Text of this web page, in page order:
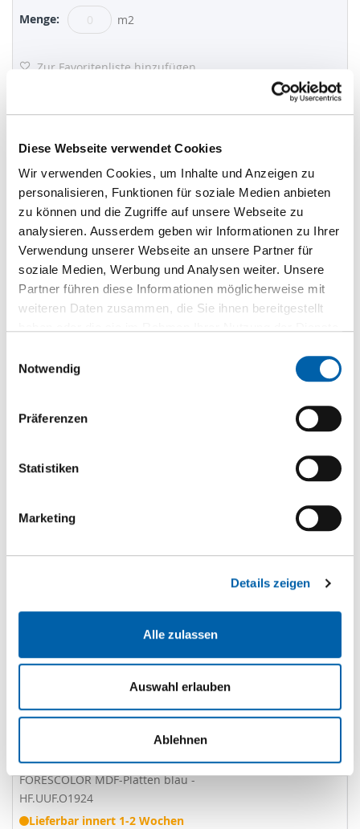
Diese Webseite verwendet Cookies
Wir verwenden Cookies, um Inhalte und Anzeigen zu
personalisieren, Funktionen für soziale Medien anbieten
zu können und die Zugriffe auf unsere Webseite zu
analysieren. Ausserdem geben wir Informationen zu Ihrer
Verwendung unserer Webseite an unsere Partner für
soziale Medien, Werbung und Analysen weiter. Unsere
Partner führen diese Informationen möglicherweise mit
weiteren Daten zusammen, die Sie ihnen bereitgestellt
Notwendig
Präferenzen
Statistiken
Marketing
Details zeigen
Alle zulassen
Auswahl erlauben
Ablehnen
m2
Zur Favoritenliste hinzufügen
HF.UUF.O1624
Lieferbar innert 1-2 Wochen
16 mm
2'440 mm
1'220 mm
CHF 54.50/m2
St
HF.UUF.O0524
5 mm
m2
Zur Favoritenliste hinzufügen
FORESCOLOR MDF-Platten blau -
HF.UUF.O1924
Lieferbar innert 1-2 Wochen